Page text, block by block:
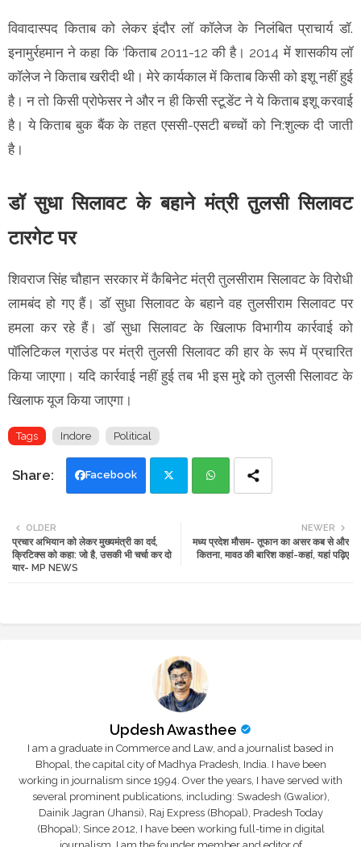
विवादास्पद किताब को लेकर इंदौर लॉ कॉलेज के निलंबित प्राचार्य डॉ.
इनामुर्रहमान ने कहा कि ‘किताब 2011-12 की है। 2014 में शासकीय लॉ
कॉलेज ने किताब खरीदी थी। मेरे कार्यकाल में किताब किसी को इशू नहीं हुई
है। न तो किसी प्रोफेसर ने और न ही किसी स्टूडेंट ने ये किताब इशू करवाई
है। ये किताब बुक बैंक के तहत एससी-एसटी बच्चों को नि:शुल्क दी जाती
है।
डॉ सुधा सिलावट के बहाने मंत्री तुलसी सिलावट
टारगेट पर
शिवराज सिंह चौहान सरकार में कैबिनेट मंत्री तुलसीराम सिलावट के विरोधी
लामबंद हो गए हैं। डॉ सुधा सिलावट के बहाने वह तुलसीराम सिलावट पर
हमला कर रहे हैं। डॉ सुधा सिलावट के खिलाफ विभागीय कार्रवाई को
पॉलिटिकल ग्राउंड पर मंत्री तुलसी सिलावट की हार के रूप में प्रचारित
किया जाएगा। यदि कार्रवाई नहीं हुई तब भी इस मुद्दे को तुलसी सिलावट के
खिलाफ यूज किया जाएगा।
Tags Indore Political
Facebook
ats
NEWER
मध्य प्रदेश मौसम- तूफान का असर कब से और
कितना, मावठ की बारिश कहां-कहां, यहां पढ़िए
OLDER
प्रचार अभियान को लेकर मुख्यमंत्री का दर्द,
क्रिटिक्स को कहा: जो है, उसकी भी चर्चा कर दो
यार- MP NEWS
Updesh Awasthee
I am a graduate in Commerce and Law, and a journalist based in
Bhopal, the capital city of Madhya Pradesh, India. I have been
working in journalism since 1994. Over the years, I have served with
several prominent publications, including: Swadesh (Gwalior),
Dainik Jagran (Jhansi), Raj Express (Bhopal), Pradesh Today
(Bhopal); Since 2012, I have been working full-time in digital